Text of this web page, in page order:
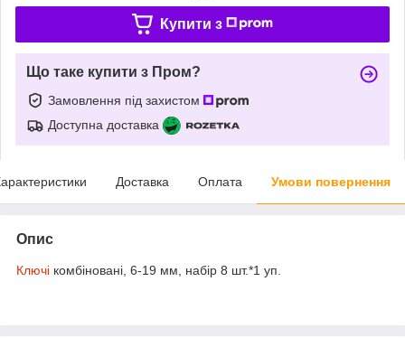
Купити з
Що таке купити з Пром?
Замовлення під захистом
Доступна доставка
Доставка Оплата Умови повернення
Опис
Ключі комбіновані, 6-19 мм, набір 8 шт.*1 уп.